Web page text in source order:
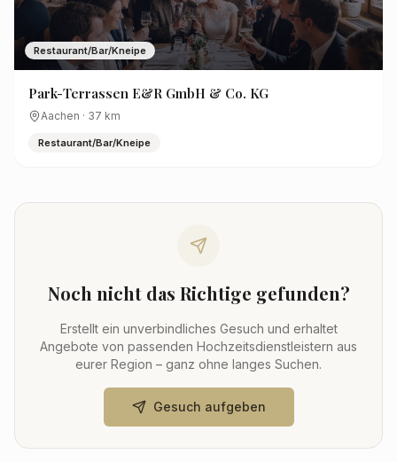
Restaurant/Bar/Kneipe
Park-Terrassen E&R GmbH & Co. KG
Aachen · 37 km
Restaurant/Bar/Kneipe
Noch nicht das Richtige gefunden?
Erstellt ein unverbindliches Gesuch und erhaltet
Angebote von passenden Hochzeitsdienstleistern aus
eurer Region – ganz ohne langes Suchen.
Gesuch aufgeben